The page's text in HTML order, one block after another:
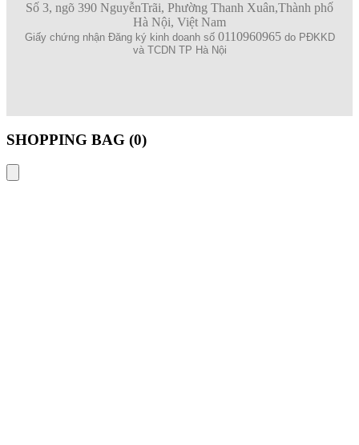
Số 3, ngõ 390 NguyễnTrãi, Phường Thanh Xuân,Thành phố
Hà Nội, Việt Nam
Giấy chứng nhận Đăng ký kinh doanh số 0110960965do PĐKKD
và TCDN TP Hà Nội
SHOPPING BAG (0)